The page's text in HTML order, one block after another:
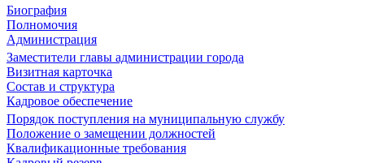
Биография
Полномочия
Администрация
Заместители главы администрации города
Визитная карточка
Состав и структура
Кадровое обеспечение
Порядок поступления на муниципальную службу
Положение о замещении должностей
Квалификационные требования